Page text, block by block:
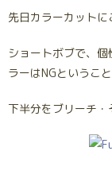
先日カラーカットに
ショートボブで、
ラーはNGということ
下半分をブリーチ・